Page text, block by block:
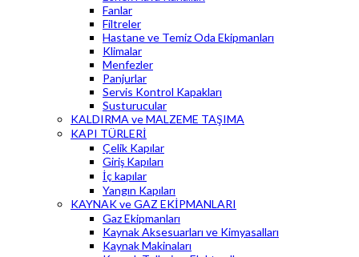
Fanlar
Filtreler
Hastane ve Temiz Oda Ekipmanları
Klimalar
Menfezler
Panjurlar
Servis Kontrol Kapakları
Susturucular
KALDIRMA ve MALZEME TAŞIMA
KAPI TÜRLERİ
Çelik Kapılar
Giriş Kapıları
İç kapılar
Yangın Kapıları
KAYNAK ve GAZ EKİPMANLARI
Gaz Ekipmanları
Kaynak Aksesuarları ve Kimyasalları
Kaynak Makinaları